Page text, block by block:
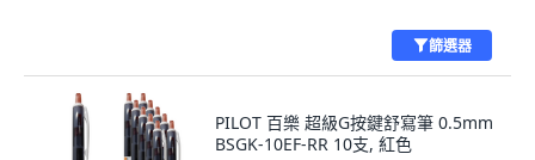
篩選器
PILOT 百樂 超級G按鍵舒寫筆 0.5mm
BSGK-10EF-RR 10支, 紅色